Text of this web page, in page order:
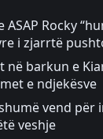
ASAP Rocky
i zjarrtë
në barkun e
e ndjekësve
vend për
veshje